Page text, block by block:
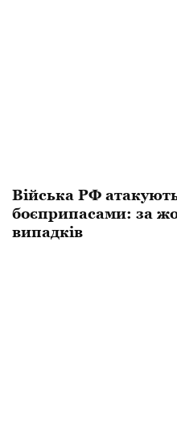
​Війська РФ
боєприпасами: за
випадків